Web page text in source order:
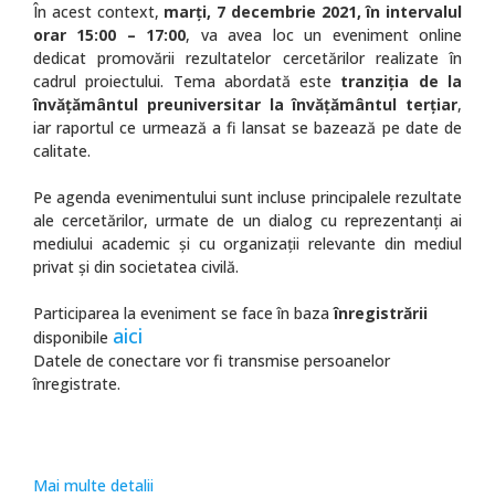
În acest context, marți, 7 decembrie 2021, în intervalul
orar 15:00 – 17:00, va avea loc un eveniment online
dedicat promovării rezultatelor cercetărilor realizate în
cadrul proiectului. Tema abordată este tranziția de la
învățământul preuniversitar la învățământul terțiar,
iar raportul ce urmează a fi lansat se bazează pe date de
calitate.
Pe agenda evenimentului sunt incluse principalele rezultate
ale cercetărilor, urmate de un dialog cu reprezentanți ai
mediului academic și cu organizații relevante din mediul
privat și din societatea civilă.
Participarea la eveniment se face în baza înregistrării
disponibile aici
Datele de conectare vor fi transmise persoanelor
înregistrate.
Mai multe detalii